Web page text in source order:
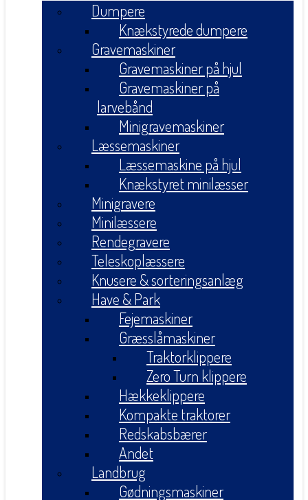
Dumpere
Knækstyrede dumpere
Gravemaskiner
Gravemaskiner på hjul
Gravemaskiner på
larvebånd
Minigravemaskiner
Læssemaskiner
Læssemaskine på hjul
Knækstyret minilæsser
Minigravere
Minilæssere
Rendegravere
Teleskoplæssere
Knusere & sorteringsanlæg
Have & Park
Fejemaskiner
Græsslåmaskiner
Traktorklippere
Zero Turn klippere
Hækkeklippere
Kompakte traktorer
Redskabsbærer
Andet
Landbrug
Gødningsmaskiner